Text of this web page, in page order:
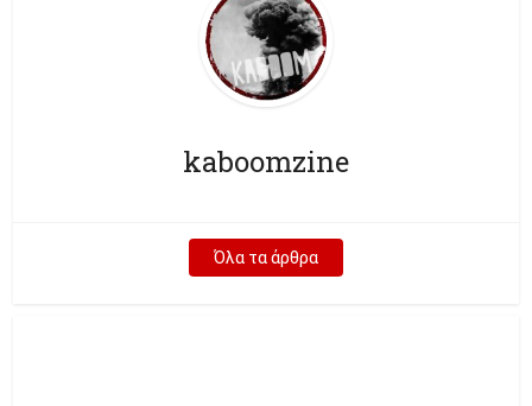
kaboomzine
Όλα τα άρθρα